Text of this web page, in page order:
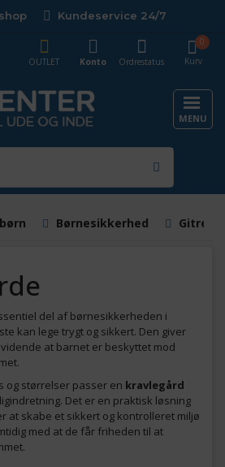
Kundeservice 24/7
Kurv
0
OUTLET
Konto Ordrestatus
MENU
Børnesikkerhed Gitre
del af børnesikkerheden i
kan lege trygt og sikkert. Den giver
at barnet er beskyttet mod
og størrelser passer en kravlegård
Det er en praktisk løsning
at skabe et sikkert og kontrolleret miljø
med at de får friheden til at